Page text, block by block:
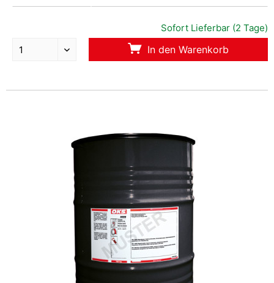
Sofort Lieferbar (2 Tage)
In den Warenkorb